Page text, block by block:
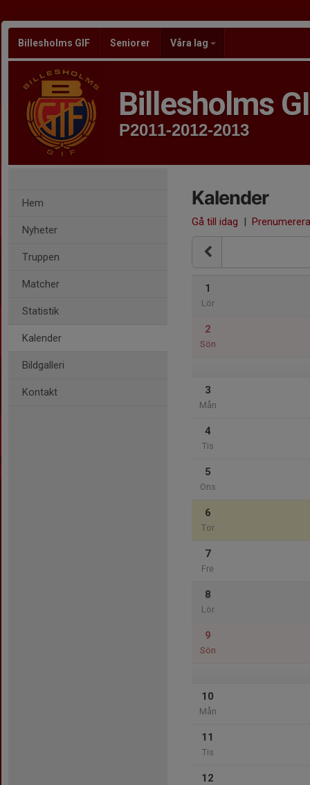
Billesholms GIF Seniorer Våra lag
Billesholms
P2011-2012-2013
Hem
Nyheter
Truppen
Matcher
Statistik
Kalender
Bildgalleri
Kontakt
Kalender
Gå till idag | Prenumerera
1
Lör
2
Sön
3
Mån
4
Tis
5
Ons
6
Tor
7
Fre
8
Lör
9
Sön
10
Mån
11
Tis
12